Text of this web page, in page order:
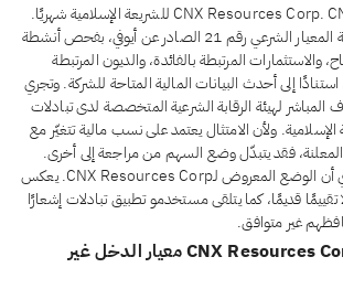
تراجع تبادلات امتثال CNX Resources Corp. CNX للشريعة الإسلامية شهريًا.
تطبّق كل مراجعة منهجية المعيار الشرعي رقم 21 الصادر عن أيوفي، بفحص أنشطة
والاستثمارات المرتبطة بالفائدة، والديون المرتبطة
استنادًا إلى أحدث البيانات المالية المتاحة للشركة. وتجري
المباشر لهيئة الرقابة الشرعية المتخصصة لدى تبادلات
الإسلامية. ولأن الامتثال يعتمد على نسب مالية تتغيّر مع
المعلنة، فقد يتبدّل وضع السهم من مراجعة إلى أخرى.
ويضمن الفحص الشهري أن الوضع المعروض لـCNX Resources Corp. يعكس
لا تقييمًا قديمًا، كما يتلقى مستخدمو تطبيق تبادلات إشعارًا
غير متوافق.
هل يجتاز CNX Resources Corp. CNX معيار الدخل غير